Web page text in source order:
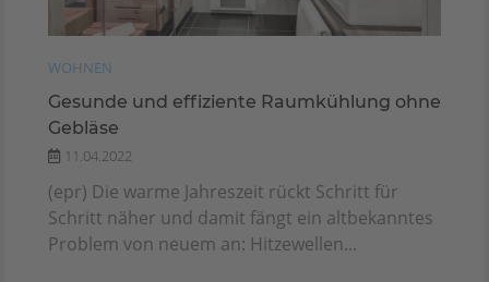
WOHNEN
Gesunde und effiziente Raumkühlung ohne
Gebläse
11.04.2022
(epr) Die warme Jahreszeit rückt Schritt für
Schritt näher und damit fängt ein altbekanntes
Problem von neuem an: Hitzewellen...